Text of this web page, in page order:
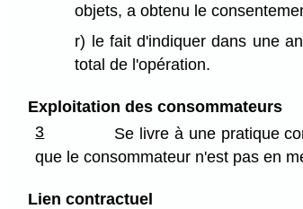
objets, a obtenu le
r) le fait d'indiquer dans une
total de l'opération.
Exploitation des consommateurs
3
Se livre à une pratique
que le consommateur n'est pas en
Lien contractuel